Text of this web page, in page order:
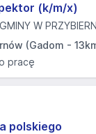
(k/m/x)
W
(Gadom -
pracę
polskiego